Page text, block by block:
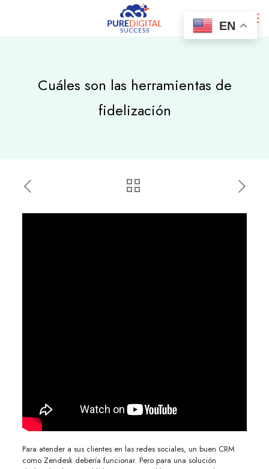
Cuáles son las herramientas de
fidelización
Para atender a sus clientes en las redes sociales, un buen CRM
como Zendesk debería funcionar. Pero para una solución
EN